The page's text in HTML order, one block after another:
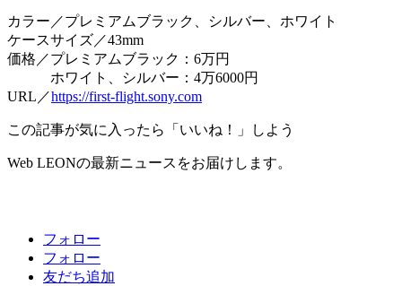
カラー／プレミアムブラック、シルバー、ホワイト
ケースサイズ／43mm
価格／プレミアムブラック：6万円
ホワイト、シルバー：4万6000円
URL／https://first-flight.sony.com
この記事が気に入ったら「いいね！」しよう
Web LEONの最新ニュースをお届けします。
フォロー
フォロー
友だち追加